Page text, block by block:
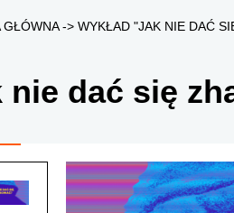
GŁÓWNA WYKŁAD "JAK NIE DAĆ
nie dać się